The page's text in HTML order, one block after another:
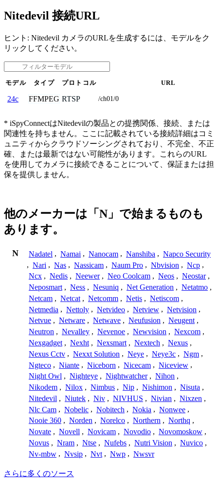
Nitedevil 接続URL
ヒント: Nitedevil カメラのURLを生成するには、モデルをク
リックしてください。
モデル タイプ プロトコル URL
24c FFMPEG RTSP /ch01/0
* iSpyConnectはNitedevilの製品との提携関係、接続、または
関連性を持ちません。ここに記載されている接続詳細はコミ
ュニティからクラウドソーシングされており、不完全、不正
確、または最新ではない可能性があります。これらのURL
を使用してカメラに接続できることについて、保証または担
保を提供しません。
他のメーカーは「N」で始まるものも
あります。
N Nadatel , Namai , Nanocam , Nanshiba , Napco Security
, Nari , Nas , Nassicam , Naum Pro , Nbvision , Ncp ,
Ncx , Nedis , Neewer , Neo Coolcam , Neos , Neostar ,
Neposmart , Ness , Nesuniq , Net Generation , Netatmo ,
Netcam , Netcat , Netcomm , Netis , Netiscom ,
Netmedia , Nettoly , Netvideo , Netview , Netvision ,
Netvue , Netware , Netwave , Neufusion , Neugent ,
Neutron , Nevalley , Nevenoe , Newvision , Nexcom ,
Nexgadget , Nexht , Nexsmart , Nextech , Nexus ,
Nexus Cctv , Nexxt Solution , Neye , Neye3c , Ngm ,
Ngteco , Niante , Niceborn , Nicecam , Niceview ,
Night Owl , Nighteye , Nightwatcher , Nihon ,
Nikodem , Nilox , Nimbus , Nip , Nishimon , Nisuta ,
Nitedevil , Niutek , Niv , NIVHUS , Nivian , Nixzen ,
Nlc Cam , Nobelic , Nobitech , Nokia , Nonwee ,
Nooie 360 , Norden , Norelco , Northern , Northq ,
Novate , Novell , Novicam , Novodio , Novomoskow ,
Novus , Nram , Ntse , Nufebs , Nutri Vision , Nuvico ,
Nv-mbw , Nvsip , Nvt , Nwp , Nwsvr
さらに多くのソース